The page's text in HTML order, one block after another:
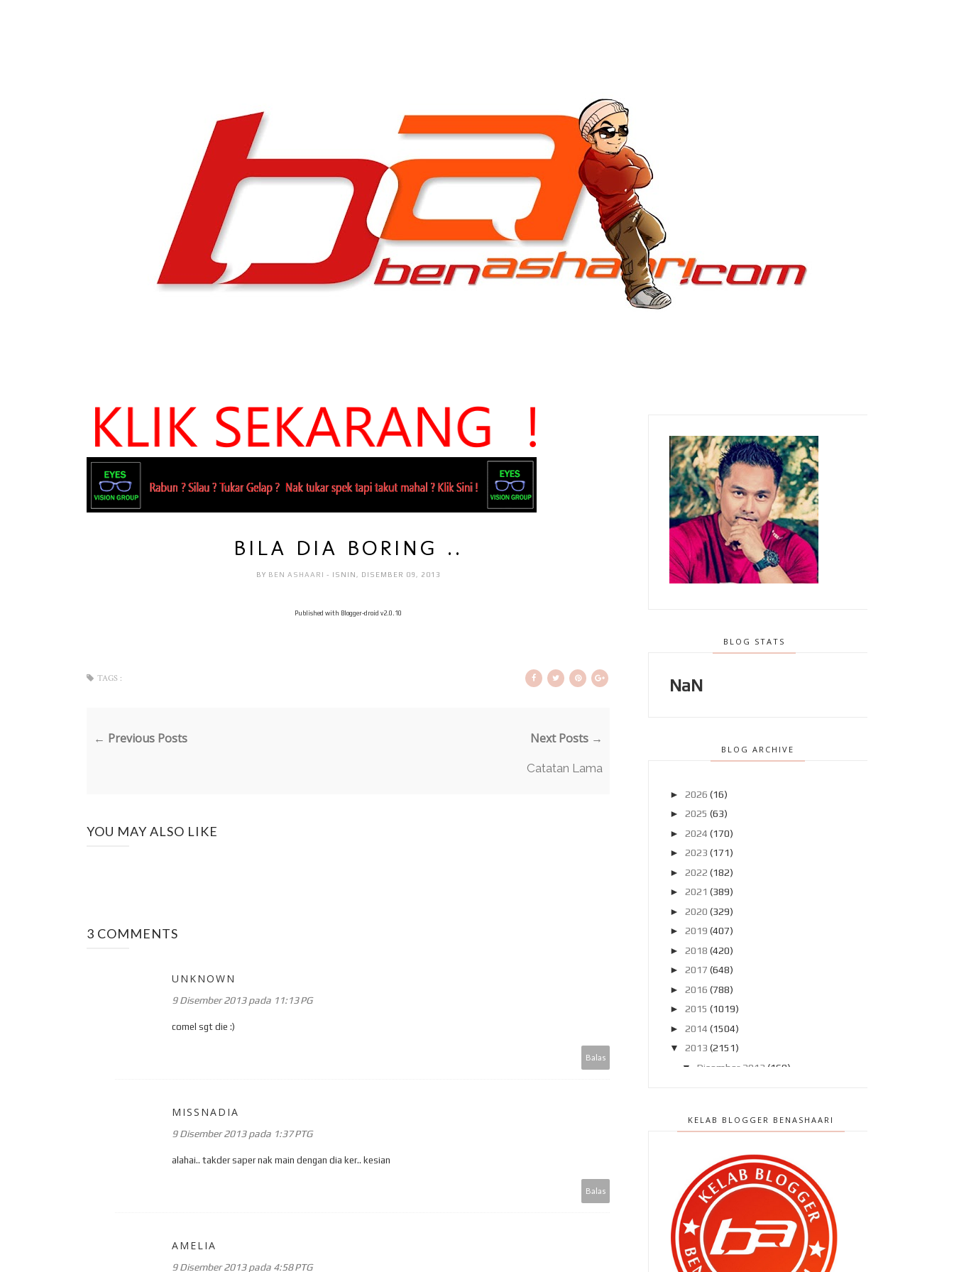
BILA DIA BORING ..
BY BEN ASHAARI - ISNIN, DISEMBER 09, 2013
Published with Blogger-droid v2.0.10
TAGS :
← Previous Posts Next Posts →
Catatan Lama
YOU MAY ALSO LIKE
3 COMMENTS
UNKNOWN
9 Disember 2013 pada 11:13 PG
comel sgt die :)
Balas
MISSNADIA
9 Disember 2013 pada 1:37 PTG
alahai.. takder saper nak main dengan dia ker.. kesian
Balas
AMELIA
9 Disember 2013 pada 4:58 PTG
BLOG STATS
NaN
BLOG ARCHIVE
► 2026 (16)
► 2025 (63)
► 2024 (170)
► 2023 (171)
► 2022 (182)
► 2021 (389)
► 2020 (329)
► 2019 (407)
► 2018 (420)
► 2017 (648)
► 2016 (788)
► 2015 (1019)
► 2014 (1504)
▼
2013 (2151)
▼
Disember 2013 (169)
Berebut dengan daddy !!
Jangan perlecehkan darah ..
Qhaliff ok , ibu lak !
Kurus dah dia ..
Bertuah betul la !!
Trafik tak sampai 500 UV tapi ??
KELAB BLOGGER BENASHAARI